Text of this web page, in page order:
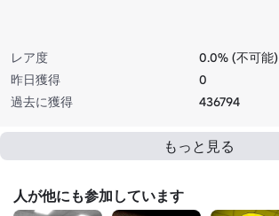
レア度
0.0% (不可能)
昨日獲得
0
過去に獲得
436794
もっと見る
人が他にも参加しています